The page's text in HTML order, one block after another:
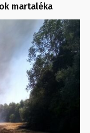
martaléka